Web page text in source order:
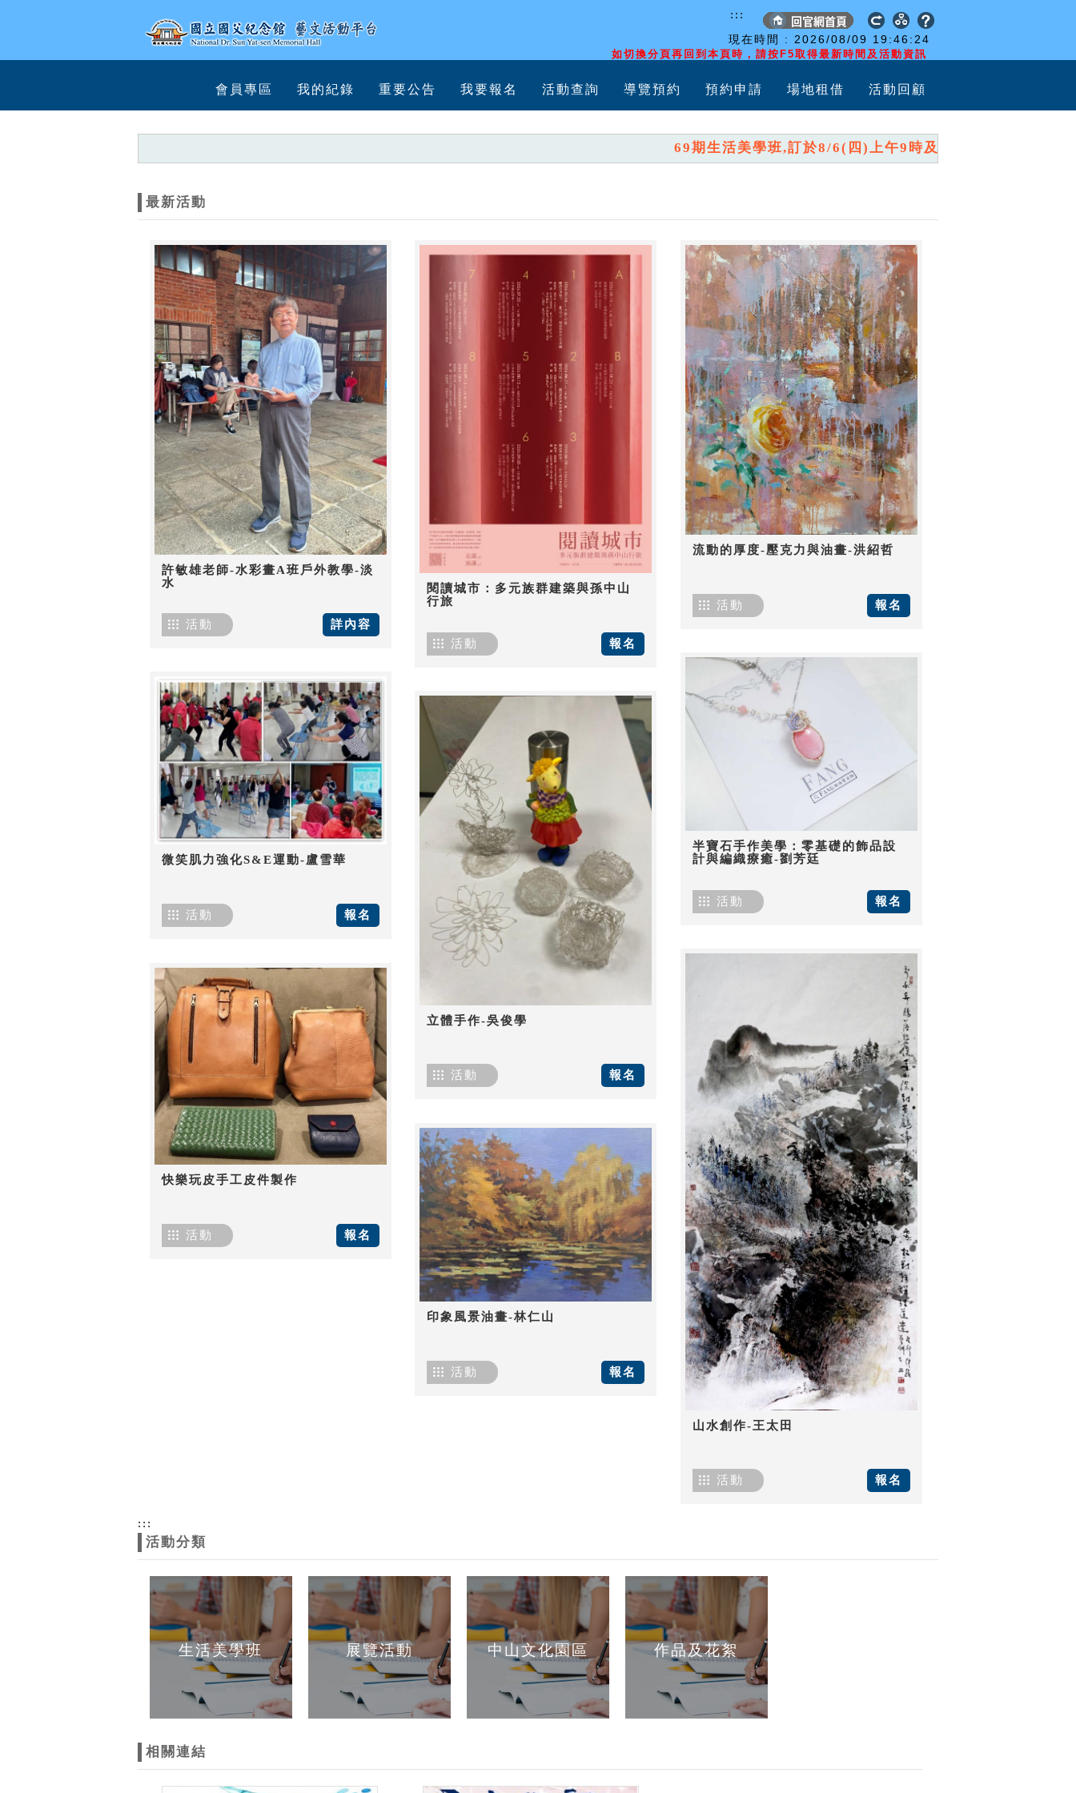
現在時間 : 2026/08/09 19:46:25
如切換分頁再回到本頁時，請按F5取得最新時間及活動資訊
:::
會員專區 我的紀錄 重要公告 我要報名 活動查詢 導覽預約 預約申請 場地租借 活動回顧
69期生活美學班,訂於8/6(四)上午9時及10時,分兩時段開放報名,
最新活動
許敏雄老師-水彩畫A班戶外教學-淡
水
詳內容
活動
閱讀城市：多元族群建築與孫中山
行旅
報名
活動
流動的厚度-壓克力與油畫-洪紹哲
報名
活動
半寶石手作美學：零基礎的飾品設
計與編織療癒-劉芳廷
報名
活動
微笑肌力強化S&E運動-盧雪華
報名
活動
立體手作-吳俊學
報名
活動
山水創作-王太田
報名
活動
快樂玩皮手工皮件製作
報名
活動
印象風景油畫-林仁山
報名
活動
:::
活動分類
生活美學班 展覽活動 中山文化園區 作品及花絮
相關連結